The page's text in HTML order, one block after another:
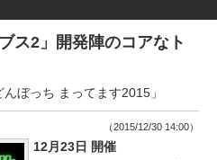
ス2」開発陣のコアなト
ぼっち まってます2015」
（2015/12/30 14:00）
12月23日 開催